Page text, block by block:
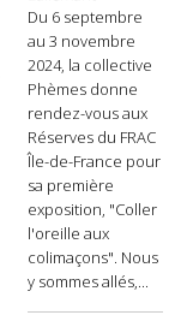
Du 6 septembre
au 3 novembre
2024, la collective
Phèmes donne
rendez-vous aux
Réserves du FRAC
Île-de-France pour
sa première
exposition, "Coller
l'oreille aux
colimaçons". Nous
y sommes allés,...